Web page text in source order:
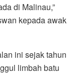
di Malinau,”
kepada awak
ini sejak tahun
limbah batu